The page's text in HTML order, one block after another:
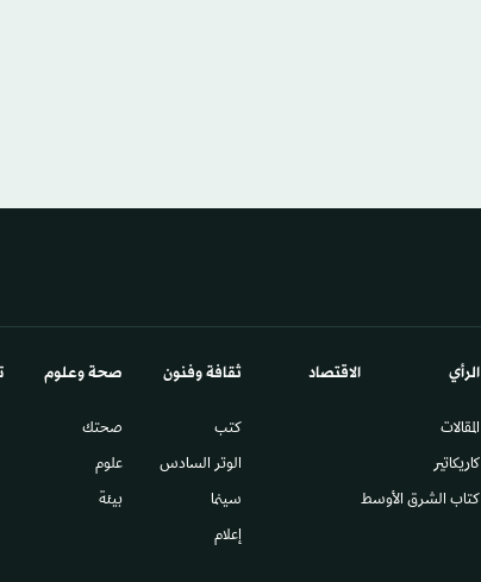
الرأي
المقالات
كاريكاتير
كتاب الشرق الأوسط
الاقتصاد ثقافة وفنون
كتب
الوتر السادس​
سينما
إعلام
صحة وعلوم
صحتك
علوم
بيئة